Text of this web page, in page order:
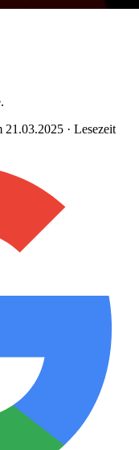
· Lesezeit